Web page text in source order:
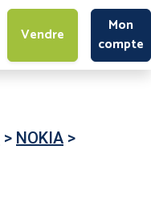
Vendre
Mon
compte
> NOKIA >